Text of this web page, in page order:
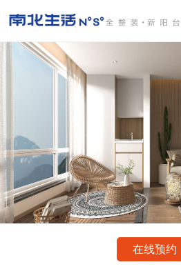
在线预约